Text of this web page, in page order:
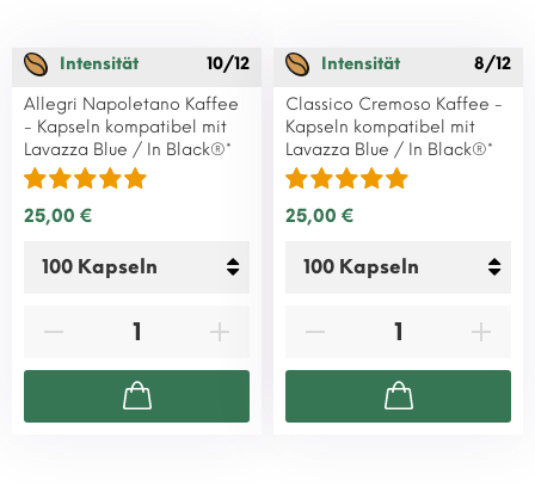
Intensität
10/12
Allegri Napoletano Kaffee
- Kapseln kompatibel mit
Lavazza Blue / In Black®*
25,00 €
Intensität
8/12
Classico Cremoso Kaffee -
Kapseln kompatibel mit
Lavazza Blue / In Black®*
25,00 €